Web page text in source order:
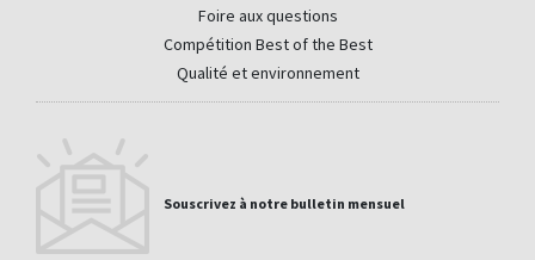
Foire aux questions
Compétition Best of the Best
Qualité et environnement
Souscrivez à notre bulletin mensuel